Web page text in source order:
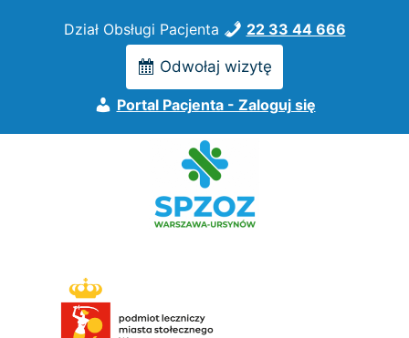
Dział Obsługi Pacjenta 22 33 44 666
Odwołaj wizytę
Portal Pacjenta - Zaloguj się